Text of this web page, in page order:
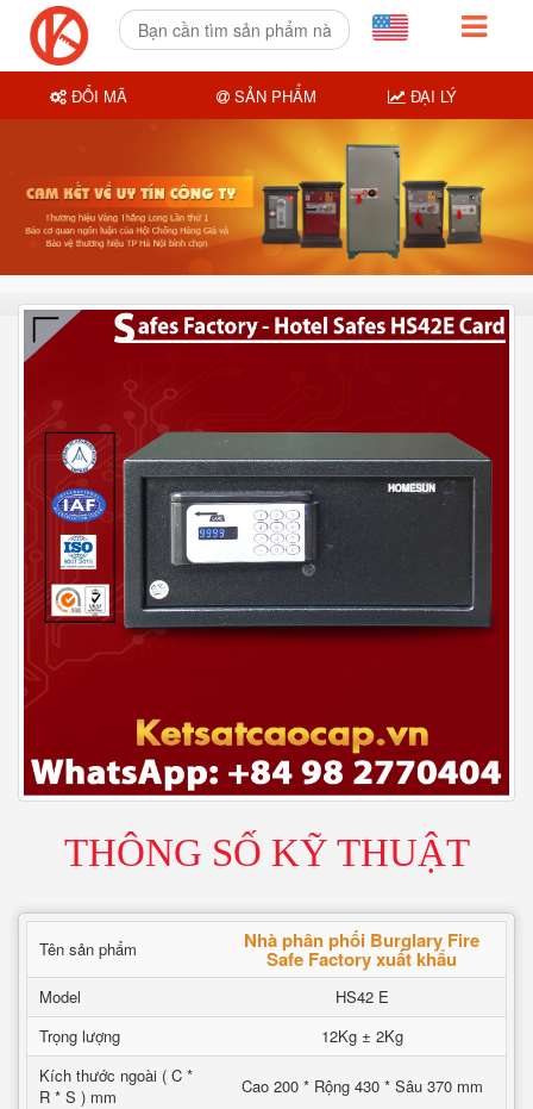
THÔNG SỐ KỸ THUẬT
Tên sản phẩm Nhà phân phối Burglary Fire
Safe Factory xuất khẩu
Model
HS42 E
Trọng lượng
12Kg ± 2Kg
Kích thước ngoài ( C *
R * S ) mm
Cao 200 * Rộng 430 * Sâu 370 mm
ĐỔI MÃ SẢN PHẨM ĐẠI LÝ